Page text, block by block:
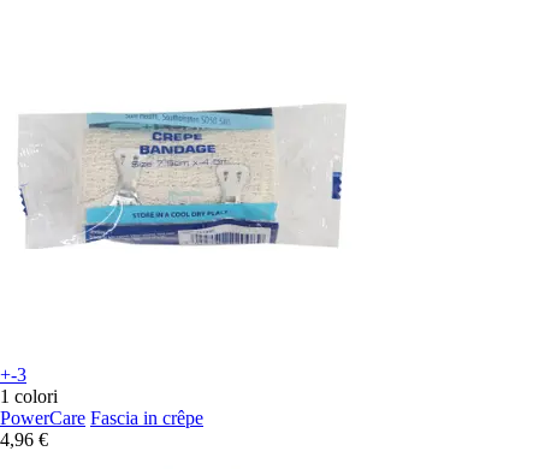
+-3
1 colori
PowerCare Fascia in crêpe
4,96 €